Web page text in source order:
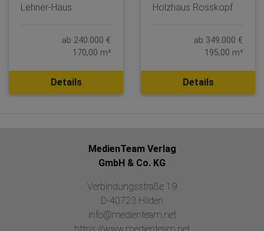
Lehner-Haus
ab 240.000 €
170,00 m²
Details
Holzhaus Rosskopf
ab 349.000 €
195,00 m²
Details
MedienTeam Verlag
GmbH & Co. KG
Verbindungsstraße 19
D-40723 Hilden
info@medienteam.net